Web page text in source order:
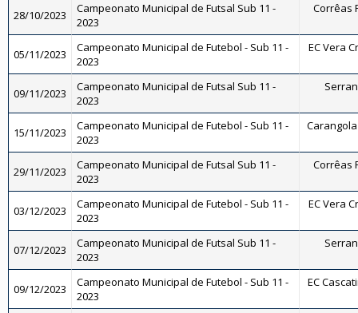
28/10/2023
Campeonato Municipal de Futsal Sub 11 -
2023
Corrêas
05/11/2023
Campeonato Municipal de Futebol - Sub 11 -
2023
EC Vera
09/11/2023
Campeonato Municipal de Futsal Sub 11 -
2023
15/11/2023
Campeonato Municipal de Futebol - Sub 11 -
2023
Carangola
29/11/2023
Campeonato Municipal de Futsal Sub 11 -
2023
Corrêas
03/12/2023
Campeonato Municipal de Futebol - Sub 11 -
2023
EC Vera
07/12/2023
Campeonato Municipal de Futsal Sub 11 -
2023
09/12/2023
Campeonato Municipal de Futebol - Sub 11 -
2023
EC